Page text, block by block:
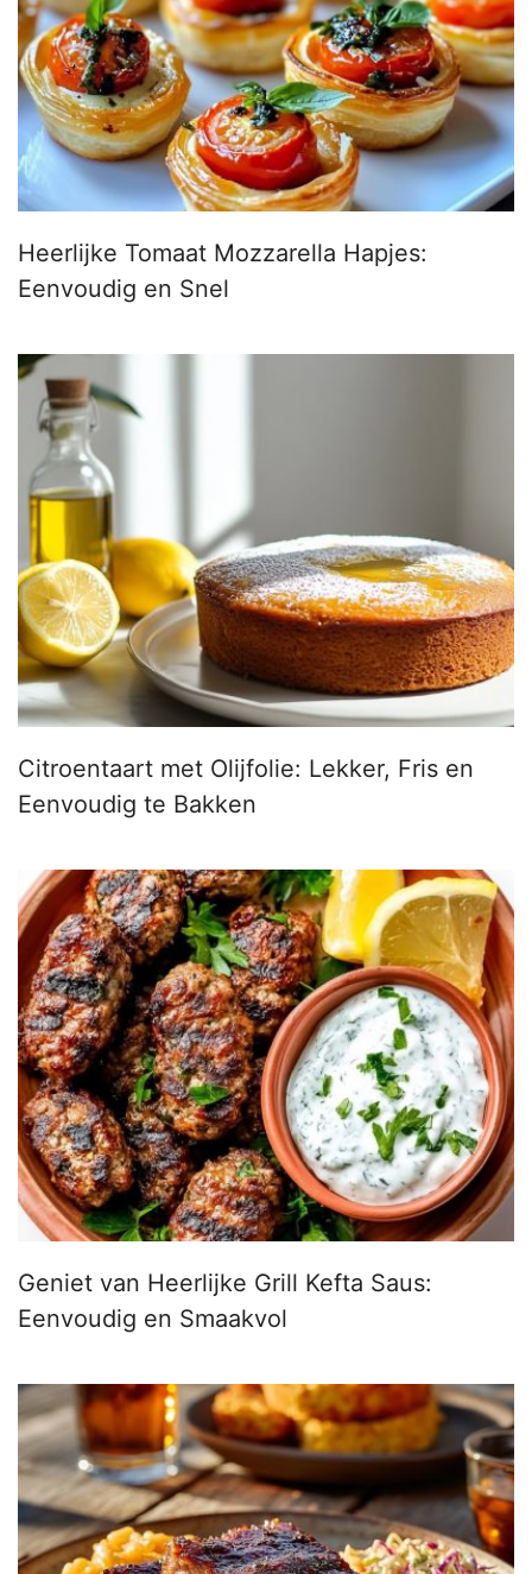
Heerlijke Tomaat Mozzarella Hapjes:
Eenvoudig en Snel
Citroentaart met Olijfolie: Lekker, Fris en
Eenvoudig te Bakken
Geniet van Heerlijke Grill Kefta Saus:
Eenvoudig en Smaakvol